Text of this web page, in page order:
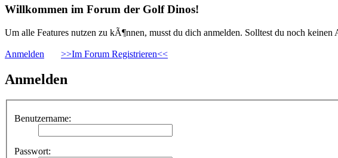
Willkommen im Forum der Golf Dinos!
Um alle Features nutzen zu kÃ¶nnen, musst du dich anmelden. Solltest du noch
Anmelden >>Im Forum Registrieren<<
Anmelden
Benutzername:
Passwort: